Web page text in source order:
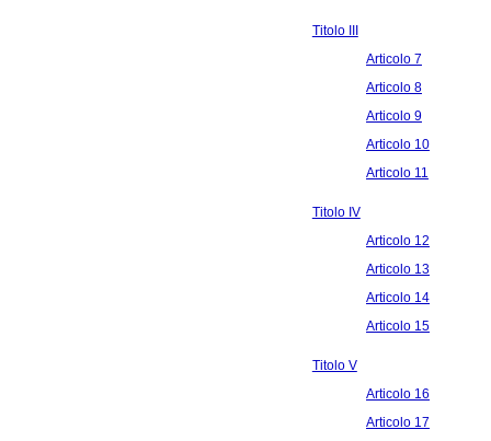
Titolo III
Articolo 7
Articolo 8
Articolo 9
Articolo 10
Articolo 11
Titolo IV
Articolo 12
Articolo 13
Articolo 14
Articolo 15
Titolo V
Articolo 16
Articolo 17